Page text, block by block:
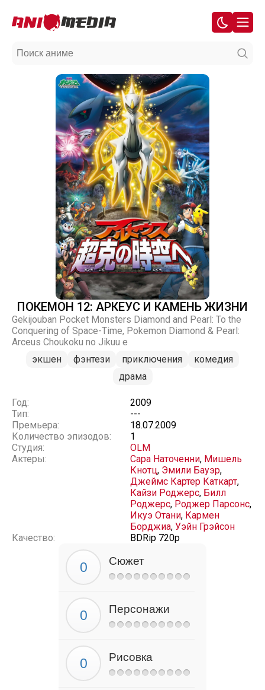
ПОКЕМОН 12: АРКЕУС И КАМЕНЬ ЖИЗНИ
Gekijouban Pocket Monsters Diamond and Pearl: To the
Conquering of Space-Time, Pokemon Diamond & Pearl:
Arceus Choukoku no Jikuu e
экшен
фэнтези приключения
комедия
драма
Год:
2009
Тип:
---
Премьера:
18.07.2009
Количество эпизодов:
1
Студия:
OLM
Актеры:
Сара Наточенни, Мишель
Кнотц, Эмили Бауэр,
Джеймс Картер Каткарт,
Кайзи Роджерс, Билл
Роджерс, Роджер Парсонс,
Икуэ Отани, Кармен
Борджиа, Уэйн Грэйсон
Качество:
BDRip 720p
Сюжет
Персонажи
Рисовка